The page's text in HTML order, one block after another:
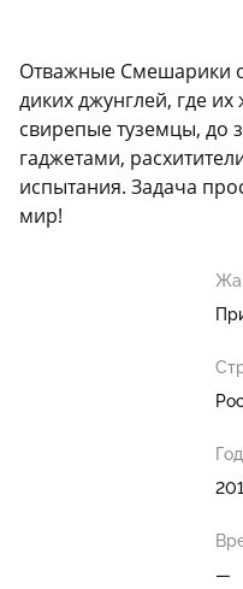
Отважные Смешарики
диких джунглей, где
свирепые туземцы, до
гаджетами,
испытания. Задача
мир!
—